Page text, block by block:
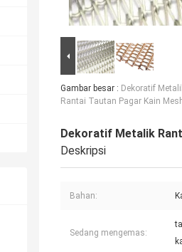
Gambar besar : Dekoratif
Rantai Tautan Pagar Kain
Dekoratif Metalik
Deskripsi
Bahan:
Sedang mengemas: